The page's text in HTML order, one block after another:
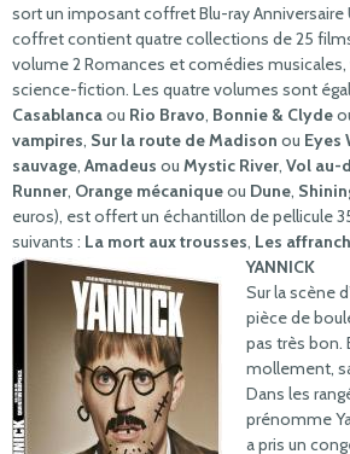
sort un imposant coffret Blu-ray
coffret contient quatre collections de 25
volume 2 Romances et comédies
science-fiction. Les quatre volumes sont
Casablancaou Rio Bravo, Bonnie & Clyde
vampires, Sur la route de Madison ou Eyes
sauvage, Amadeus ou Mystic River, Vol au-
Runner, Orange mécaniqueou Dune,
euros), est offert un échantillon de pellicule
suivants : La mort aux trousses, Les
YANNICK
Sur la scène
pièce de
pas très bon.
mollement,
Dans les
prénomme
a pris un